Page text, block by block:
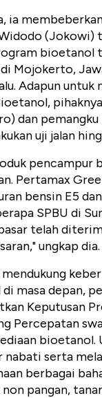
ia
(Jokowi)
bioetanol
Mojokerto,
Adapun untuk
dan
uji jalan
pencampur
Pertamax
bensin E5
SPBU di
telah
ungkap dia.
masa depan,
Keputusan
Percepatan
bioetanol.
nabati serta
berbagai
non pangan,